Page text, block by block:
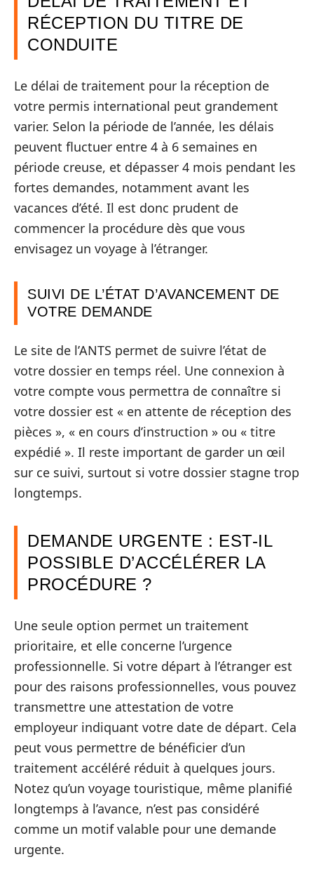
RÉCEPTION DU TITRE DE
CONDUITE
Le délai de traitement pour la réception de
votre permis international peut grandement
varier. Selon la période de l’année, les délais
peuvent fluctuer entre 4 à 6 semaines en
période creuse, et dépasser 4 mois pendant les
fortes demandes, notamment avant les
vacances d’été. Il est donc prudent de
commencer la procédure dès que vous
envisagez un voyage à l’étranger.
SUIVI DE L’ÉTAT D’AVANCEMENT DE
VOTRE DEMANDE
Le site de l’ANTS permet de suivre l’état de
votre dossier en temps réel. Une connexion à
votre compte vous permettra de connaître si
votre dossier est « en attente de réception des
pièces », « en cours d’instruction » ou « titre
expédié ». Il reste important de garder un œil
sur ce suivi, surtout si votre dossier stagne trop
longtemps.
DEMANDE URGENTE : EST-IL
POSSIBLE D’ACCÉLÉRER LA
PROCÉDURE ?
Une seule option permet un traitement
prioritaire, et elle concerne l’urgence
professionnelle. Si votre départ à l’étranger est
pour des raisons professionnelles, vous pouvez
transmettre une attestation de votre
employeur indiquant votre date de départ. Cela
peut vous permettre de bénéficier d’un
traitement accéléré réduit à quelques jours.
Notez qu’un voyage touristique, même planifié
longtemps à l’avance, n’est pas considéré
comme un motif valable pour une demande
urgente.